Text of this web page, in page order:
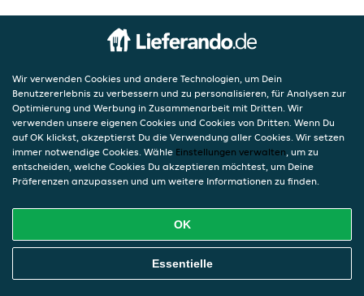
Wir verwenden Cookies und andere Technologien, um Dein
Benutzererlebnis zu verbessern und zu personalisieren, für Analysen zur
Optimierung und Werbung in Zusammenarbeit mit Dritten. Wir
verwenden unsere eigenen Cookies und Cookies von Dritten. Wenn Du
auf OK klickst, akzeptierst Du die Verwendung aller Cookies. Wir setzen
immer notwendige Cookies. Wähle Einstellungen verwalten, um zu
entscheiden, welche Cookies Du akzeptieren möchtest, um Deine
Präferenzen anzupassen und um weitere Informationen zu finden.
OK
Essentielle